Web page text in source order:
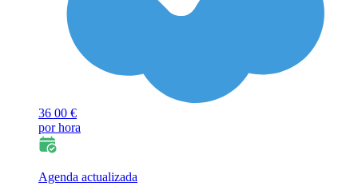
36 00 €
por hora
Agenda actualizada